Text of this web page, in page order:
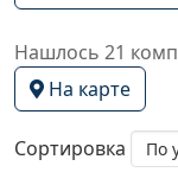
Нашлось 21
На карте
Сортировка